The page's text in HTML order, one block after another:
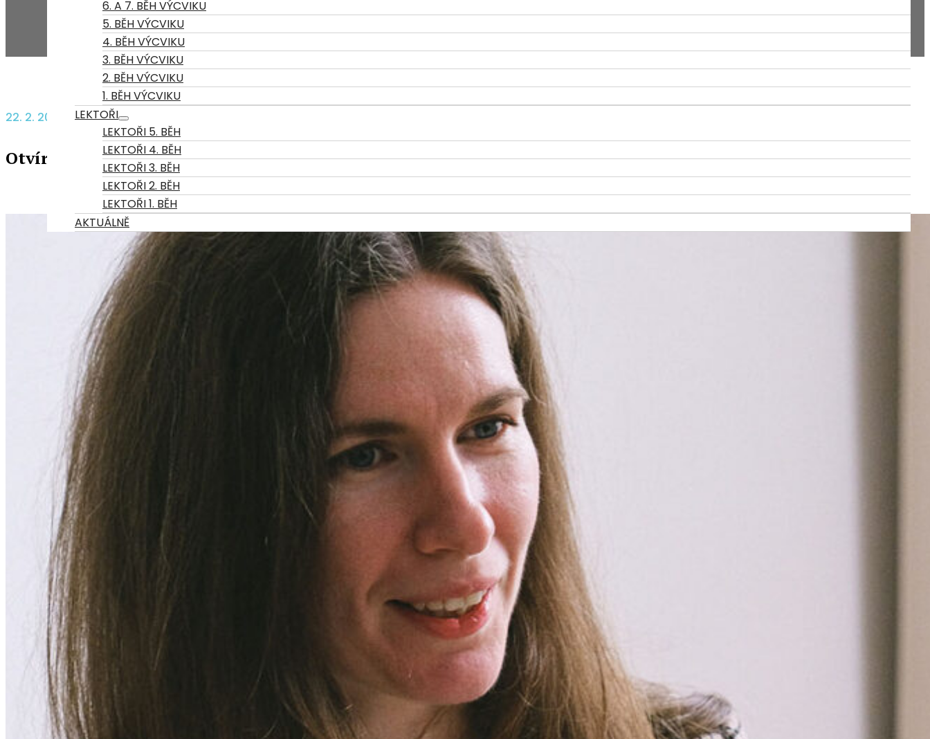
6. A 7. BĚH VÝCVIKU
5. BĚH VÝCVIKU
4. BĚH VÝCVIKU
3. BĚH VÝCVIKU
2. BĚH VÝCVIKU
1. BĚH VÝCVIKU
LEKTOŘI
LEKTOŘI 5. BĚH
LEKTOŘI 4. BĚH
LEKTOŘI 3. BĚH
LEKTOŘI 2. BĚH
LEKTOŘI 1. BĚH
AKTUÁLNĚ
CENÍK
O VÝCVIKU
O VÝCVIKU
JAK SE PŘIHLÁSIT
BĚHY VÝCVIKU
6. A 7. BĚH VÝCVIKU
4. BĚH VÝCVIKU
LEKTOŘI
AKTUÁLNĚ
CENÍK
FAQ
KONTAKT
22. 2. 2022
Otvíráme 2. běh psychoterapeutického výcviku